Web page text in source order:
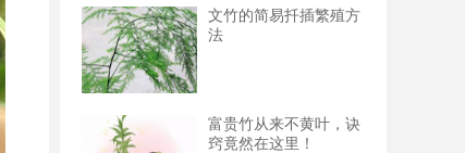
文竹的简易扦插繁殖方
法
富贵竹从来不黄叶，诀
窍竟然在这里！